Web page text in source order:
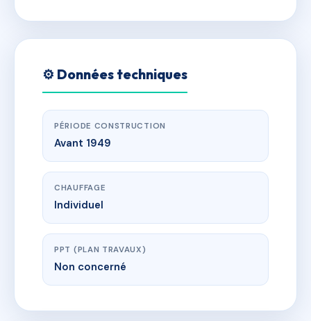
⚙️ Données techniques
PÉRIODE CONSTRUCTION
Avant 1949
CHAUFFAGE
Individuel
PPT (PLAN TRAVAUX)
Non concerné